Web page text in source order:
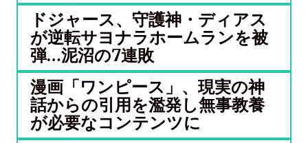
ドジャース、守護神・ディアス
が逆転サヨナラホームランを被
弾…泥沼の7連敗
漫画「ワンピース」、現実の神
話からの引用を濫発し無事教養
が必要なコンテンツに